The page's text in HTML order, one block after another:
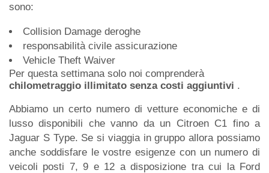
sono:
Collision Damage deroghe
responsabilità civile assicurazione
Vehicle Theft Waiver
Per questa settimana solo noi comprenderà
chilometraggio illimitato senza costi aggiuntivi .
Abbiamo un certo numero di vetture economiche e di
lusso disponibili che vanno da un Citroen C1 fino a
Jaguar S Type. Se si viaggia in gruppo allora possiamo
anche soddisfare le vostre esigenze con un numero di
veicoli posti 7, 9 e 12 a disposizione tra cui la Ford